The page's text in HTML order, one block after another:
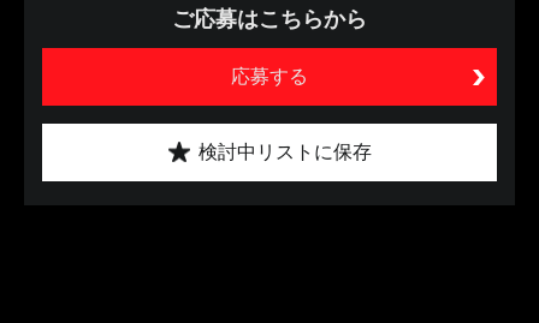
ご応募はこちらから
応募する
検討中リストに保存